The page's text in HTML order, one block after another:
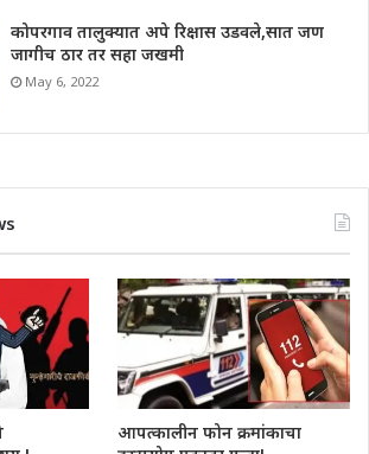
कोपरगाव तालुक्यात अपे रिक्षास उडवले,सात जण
जागीच ठार तर सहा जखमी
May 6, 2022
आपत्कालीन फोन क्रमांकाचा